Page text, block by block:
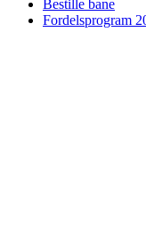
Bestille bane
Fordelsprogram